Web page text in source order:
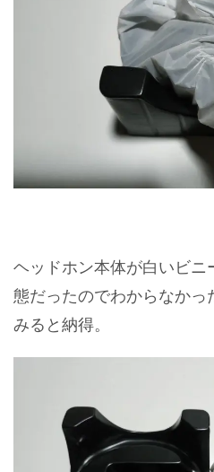
ヘッドホン本体が白いビニ
態だったのでわからなかっ
みると納得。